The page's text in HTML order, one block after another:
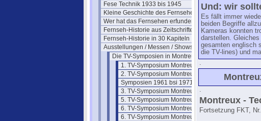
Fese Technik 1933 bis 1945
Kleine Geschichte des Fernsehens
Wer hat das Fernsehen erfunden?
Fernseh-Historie aus Zeitschriften
Fernseh-Historie in 30 Kapiteln
Ausstellungen / Messen / Shows
Die TV-Symposien in Montreux
1. TV-Symposium Montreux 1961
2. TV-Symposium Montreux 1962
Symposien 1961 bsi 1971
3. TV-Symposium Montreux 1963
5. TV-Symposium Montreux 1965
6. TV-Symposium Montreux 1969
6. TV-Symposium Montreux 69/2
Und: wir
Es fällt immer
beiden Begriffe
Kameras konnten
darstellen.
gesamten englisch
die TV-lines) und
.
.
Montreux -
Fortsetzung FKT,